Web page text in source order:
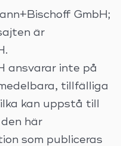
GmbH;
är
ansvarar inte på
tillfälliga
kan uppstå till
här
som publiceras